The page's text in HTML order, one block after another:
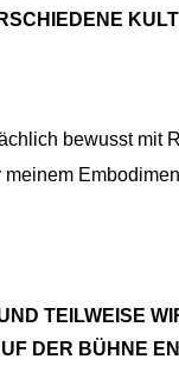
bewusst
meinem
TEILWEISE
DER BÜHNE